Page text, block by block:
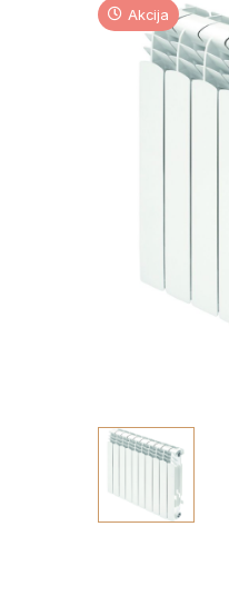
Akcija